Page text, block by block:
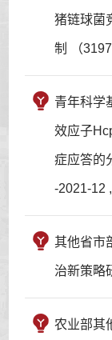
猪链球菌
制 （
青年科学
效应子
症应答的
-2021-12
其他省市
治新策略
农业部其